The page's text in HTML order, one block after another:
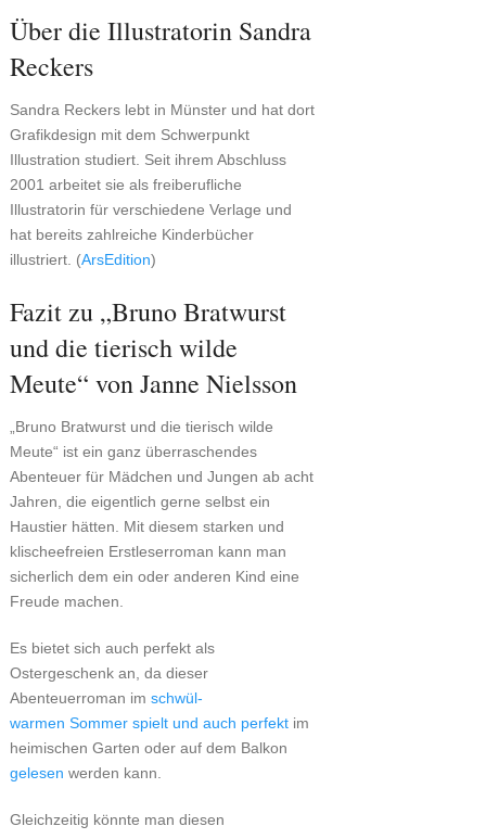
Über die Illustratorin Sandra
Reckers
Sandra Reckers lebt in Münster und hat dort
Grafikdesign mit dem Schwerpunkt
Illustration studiert. Seit ihrem Abschluss
2001 arbeitet sie als freiberufliche
Illustratorin für verschiedene Verlage und
hat bereits zahlreiche Kinderbücher
illustriert. (ArsEdition)
Fazit zu „Bruno Bratwurst
und die tierisch wilde
Meute“ von Janne Nielsson
„Bruno Bratwurst und die tierisch wilde
Meute“ ist ein ganz überraschendes
Abenteuer für Mädchen und Jungen ab acht
Jahren, die eigentlich gerne selbst ein
Haustier hätten. Mit diesem starken und
klischeefreien Erstleserroman kann man
sicherlich dem ein oder anderen Kind eine
Freude machen.
Es bietet sich auch perfekt als
Ostergeschenk an, da dieser
Abenteuerroman im schwül-
warmen Sommer spielt und auch perfektim
heimischen Garten oder auf dem Balkon
gelesen werden kann.
Gleichzeitig könnte man diesen